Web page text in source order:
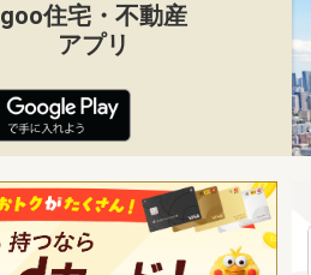
goo住宅・不動産
アプリ